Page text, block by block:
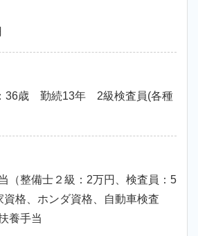
36歳 勤続13年 2級検査員(各種
（整備士２級：2万円、検査員：5
格、ホンダ資格、自動車検査
養手当